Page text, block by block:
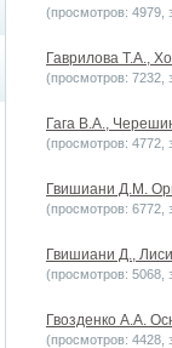
(просмотров: 4979,
Гаврилова Т.А.,
(просмотров: 7232,
Гага В.А.,
(просмотров: 4772,
Гвишиани Д.М.
(просмотров: 6772,
Гвишиани Д.,
(просмотров: 5068,
Гвозденко А.А.
(просмотров: 4428,